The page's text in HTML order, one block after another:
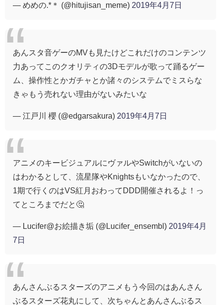
— めめの.*＊ (@hitujisan_meme) 2019年4月7日
あんスタ音ゲーのMVも見たけどこれだけのコンテンツ
力あってこのクオリティの3Dモデルが歌って踊るゲー
ム、操作性とかガチャとか諸々のシステムでミスらな
きゃもう売れない理由がないみたいな
— 江戸川 櫻 (@edgarsakura) 2019年4月7日
アニメのキービジュアルにヴァルやSwitchがいないの
はわかるとして、流星隊やKnightsもいなかったので、
1期で行くのはVS紅月おわってDDD開催されるよ！っ
てところまでだと🤔
— Lucifer@お絵描き垢 (@Lucifer_ensembl) 2019年4月
7日
あんさんぶるスターズのアニメもう今回のはあんさん
ぶるスターズ花丸にして、次ちゃんとあんさんぶるス